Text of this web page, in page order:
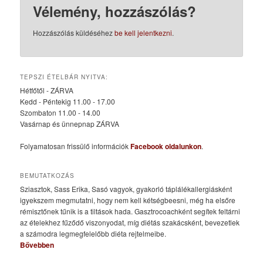
Vélemény, hozzászólás?
Hozzászólás küldéséhezbe kell jelentkezni.
TEPSZI ÉTELBÁR NYITVA:
Hétfőtől - ZÁRVA
Kedd - Péntekig 11.00 - 17.00
Szombaton 11.00 - 14.00
Vasárnap és ünnepnap ZÁRVA
Folyamatosan frissülő információkFacebook oldalunkon.
BEMUTATKOZÁS
Sziasztok, Sass Erika, Sasó vagyok, gyakorló táplálékallergiásként
igyekszem megmutatni, hogy nem kell kétségbeesni, még ha elsőre
rémisztőnek tűnik is a tiltások hada. Gasztrocoachként segítek feltárni
az ételekhez fűződő viszonyodat, míg diétás szakácsként, bevezetlek
a számodra legmegfelelőbb diéta rejtelmeibe.
Bővebben